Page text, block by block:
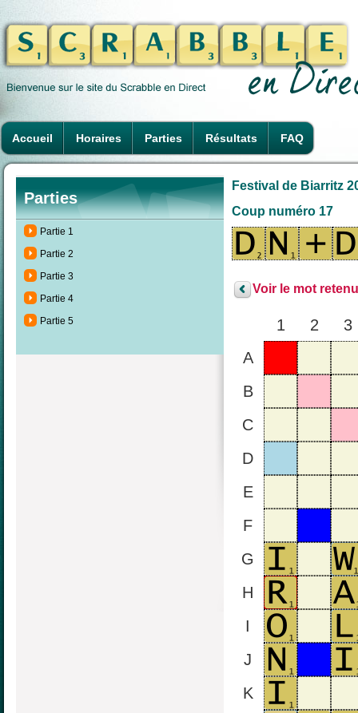
Accueil Horaires Parties Résultats FAQ
Parties
Partie 1
Partie 2
Partie 3
Partie 4
Partie 5
Festival de Biarritz
Coup numéro 17
Voir le mot
1 2
3
A
B
C
D
E
F
G
H
I
J
K